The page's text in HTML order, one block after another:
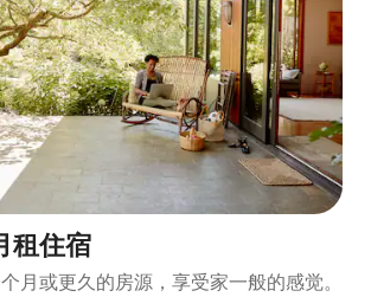
租住宿
月或更久的房源，享受家一般的感觉。